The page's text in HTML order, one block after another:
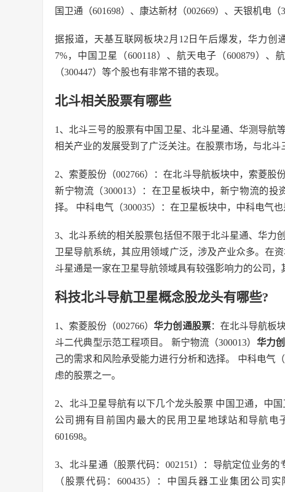
国卫通（601698）、康达新材（002669）、天银机电（
据报道，天基互联网板块2月12日午后爆发，华力创
7%，中国卫星（600118）、航天电子（600879）、
（300447）等个股也有非常不错的表现。
北斗相关股票有哪些
1、北斗三号的股票有中国卫星、北斗星通、华测导航
相关产业的发展受到了广泛关注。在股票市场，与北斗
2、索菱股份（002766）：在北斗导航板块中，索菱股
新宁物流（300013）：在卫星板块中，新宁物流的
择。 中科电气（300035）：在卫星板块中，中科电气
3、北斗系统的相关股票包括但不限于北斗星通、华力
卫星导航系统，其应用领域广泛，涉及产业众多。在
斗星通是一家在卫星导航领域具有较强影响力的公司，
科技北斗导航卫星概念股龙头有哪些?
1、索菱股份（002766）华力创通股票：在北斗导航板
斗二代典型示范工程项目。 新宁物流（300013） 华力
己的需求和风险承受能力进行分析和选择。 中科电气
虑的股票之一。
2、北斗卫星导航有以下几个龙头股票 中国卫通，中
公司拥有目前国内最大的民用卫星地球站和导航
601698。
3、北斗星通（股票代码：002151）：导航定位业务
（股票代码：600435）：中国兵器工业集团公司